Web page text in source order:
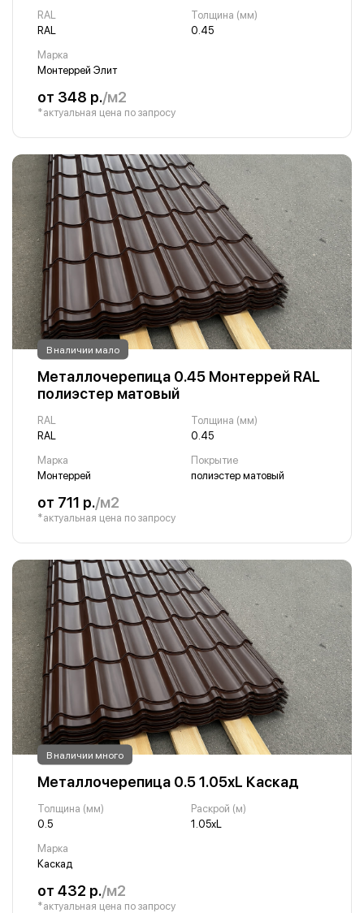
RAL
RAL
Толщина (мм)
0.45
Марка
Монтеррей Элит
от 348 р./м2
*актуальная цена по запросу
В наличии мало
Металлочерепица 0.45 Монтеррей RAL
полиэстер матовый
RAL
RAL
Толщина (мм)
0.45
Марка
Монтеррей
Покрытие
полиэстер матовый
от 711 р./м2
*актуальная цена по запросу
В наличии много
Металлочерепица 0.5 1.05хL Каскад
Толщина (мм)
0.5
Раскрой (м)
1.05хL
Марка
Каскад
от 432 р./м2
*актуальная цена по запросу